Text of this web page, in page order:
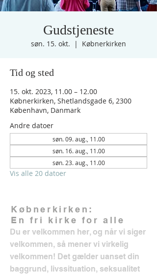
Gudstjeneste
søn. 15. okt.
  |
Købnerkirken
Tid og sted
15. okt. 2023, 11.00 – 12.00
Købnerkirken, Shetlandsgade 6, 2300
København, Danmark
Andre datoer
søn. 09. aug., 11.00
søn. 16. aug., 11.00
søn. 23. aug., 11.00
Vis alle 20 datoer
Købnerkirken:
En fri kirke for alle
Du er velkommen her, og når vi siger
velkommen, så mener vi virkelig
velkommen! Det gælder uanset din
baggrund, livssituation, seksualitet